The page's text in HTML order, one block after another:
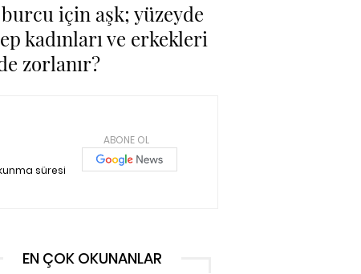
için aşk; yüzeyde
kadınları ve erkekleri
zorlanır?
süresi
ABONE OL
EN ÇOK OKUNANLAR